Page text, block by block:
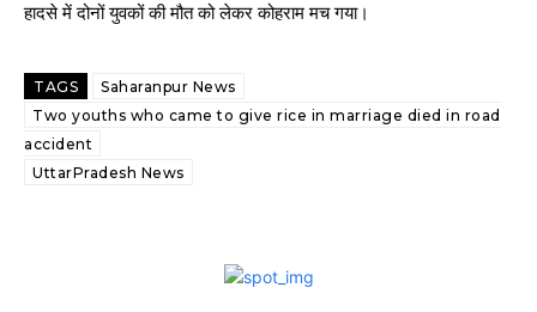
हादसे में दोनों युवकों की मौत को लेकर कोहराम मच गया।
TAGS
Saharanpur News
Two youths who came to give rice in marriage died in road
accident
UttarPradesh News